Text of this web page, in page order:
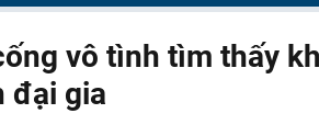
12:35
Phát hiện 2 thùng các-
12:23
Người bán rau nói thật:
trong nghề lại quan sát
vô tình tìm thấy
đại gia